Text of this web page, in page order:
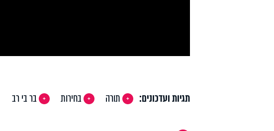
תגיות ועדכונים: תורה בחירות בר בי רב